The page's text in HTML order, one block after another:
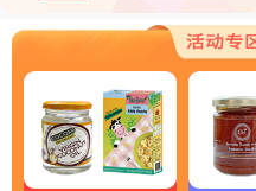
逅
探秘塞尔维亚黑
品味卓越，OE
品味拉克索威斯